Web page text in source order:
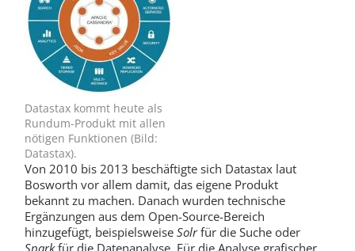
Datastax kommt heute als
Rundum-Produkt mit allen
nötigen Funktionen (Bild:
Datastax).
Von 2010 bis 2013 beschäftigte sich Datastax laut
Bosworth vor allem damit, das eigene Produkt
bekannt zu machen. Danach wurden technische
Ergänzungen aus dem Open-Source-Bereich
hinzugefügt, beispielsweise Solrfür die Suche oder